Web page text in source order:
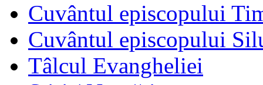
Cuvântul episcopului
Cuvântul episcopului
Tâlcul Evangheliei